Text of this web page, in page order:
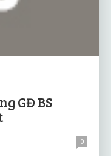
GĐ BS
0